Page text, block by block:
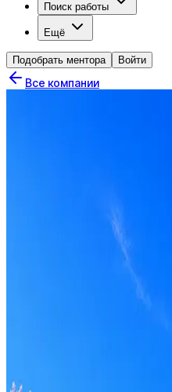
Поиск работы
Ещё
Подобрать ментора Войти
Все компании